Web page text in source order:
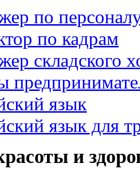
по
по кадрам
складского
язык
язык для
и